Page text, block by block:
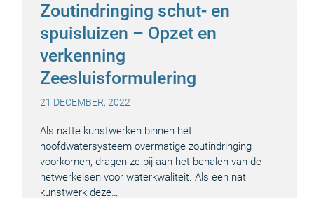
Zoutindringing schut- en
spuisluizen – Opzet en
verkenning
Zeesluisformulering
21 DECEMBER, 2022
Als natte kunstwerken binnen het
hoofdwatersysteem overmatige zoutindringing
voorkomen, dragen ze bij aan het behalen van de
netwerkeisen voor waterkwaliteit. Als een nat
kunstwerk deze…